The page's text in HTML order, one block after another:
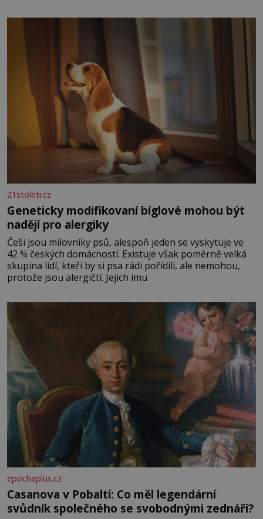
povaze, ale i v potřebách naší pokožky. Ohnivá znamení
Ženy narozené ve znamení Berana, Lva a Střelce v sobě
nesou žár, odvahu a neutuchající elán. Vaše
21stoleti.cz
Geneticky modifikovaní bíglové mohou být
nadějí pro alergiky
Češi jsou milovníky psů, alespoň jeden se vyskytuje ve
42 % českých domácností. Existuje však poměrně velká
skupina lidí, kteří by si psa rádi pořídili, ale nemohou,
protože jsou alergičtí. Jejich imu
epochaplus.cz
Casanova v Pobaltí: Co měl legendární
svůdník společného se svobodnými zednáři?